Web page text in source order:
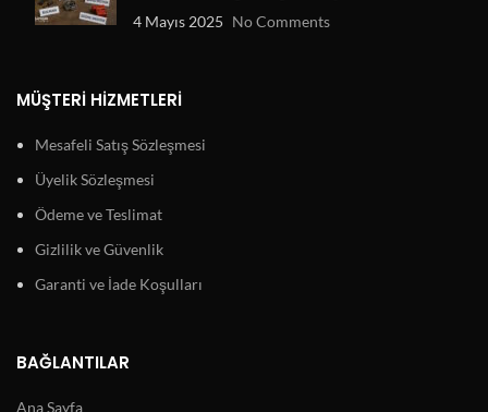
4 Mayıs 2025 No Comments
MÜŞTERI HIZMETLERI
Mesafeli Satış Sözleşmesi
Üyelik Sözleşmesi
Ödeme ve Teslimat
Gizlilik ve Güvenlik
Garanti ve İade Koşulları
BAĞLANTILAR
Ana Sayfa